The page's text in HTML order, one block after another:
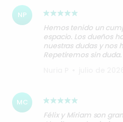
NP
Hemos tenido un
espacio. Los dueños
nuestras dudas y nos
Repetiremos sin duda.
MC
Félix y Miriam son